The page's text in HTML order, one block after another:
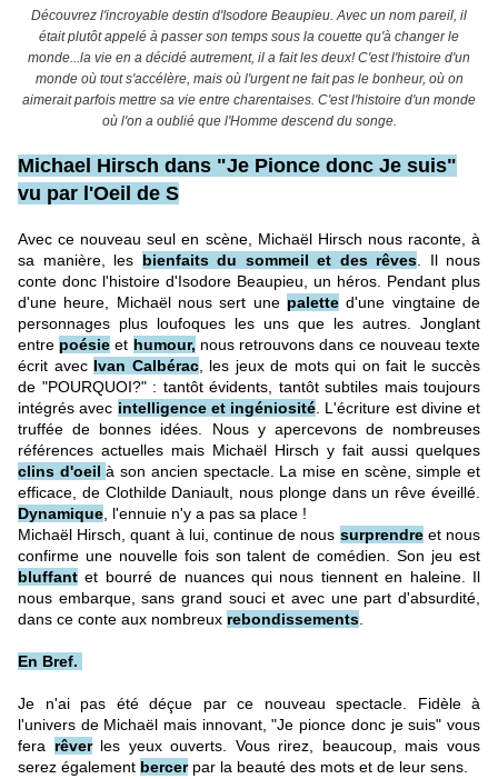
Découvrez l'incroyable destin d'Isodore Beaupieu. Avec un nom pareil, il
était plutôt appelé à passer son temps sous la couette qu'à changer le
monde...la vie en a décidé autrement, il a fait les deux! C'est l'histoire d'un
monde où tout s'accélère, mais où l'urgent ne fait pas le bonheur, où on
aimerait parfois mettre sa vie entre charentaises. C'est l'histoire d'un monde
où l'on a oublié que l'Homme descend du songe.
Michael Hirsch dans "Je Pionce donc Je suis"
vu par l'Oeil de S
Avec ce nouveau seul en scène, Michaël Hirsch nous raconte, à
sa manière, les bienfaits du sommeil et des rêves . Il nous
conte donc l'histoire d'Isodore Beaupieu, un héros. Pendant plus
d'une heure, Michaël nous sert une palette d'une vingtaine de
personnages plus loufoques les uns que les autres. Jonglant
entre poésie et humour, nous retrouvons dans ce nouveau texte
écrit avec Ivan Calbérac, les jeux de mots qui on fait le succès
de "POURQUOI?" : tantôt évidents, tantôt subtiles mais toujours
intégrés avec intelligence et ingéniosité . L'écriture est divine et
truffée de bonnes idées. Nous y apercevons de nombreuses
références actuelles mais Michaël Hirsch y fait aussi quelques
clins d'oeilà son ancien spectacle. La mise en scène, simple et
efficace, de Clothilde Daniault, nous plonge dans un rêve éveillé.
Dynamique , l'ennuie n'y a pas sa place !
Michaël Hirsch, quant à lui, continue de nous surprendreet nous
confirme une nouvelle fois son talent de comédien. Son jeu est
bluffant et bourré de nuances qui nous tiennent en haleine. Il
nous embarque, sans grand souci et avec une part d'absurdité,
dans ce conte aux nombreux rebondissements
En Bref.
Je n'ai pas été déçue par ce nouveau spectacle. Fidèle à
l'univers de Michaël mais innovant, "Je pionce donc je suis" vous
fera rêverles yeux ouverts. Vous rirez, beaucoup, mais vous
serez également bercerpar la beauté des mots et de leur sens.